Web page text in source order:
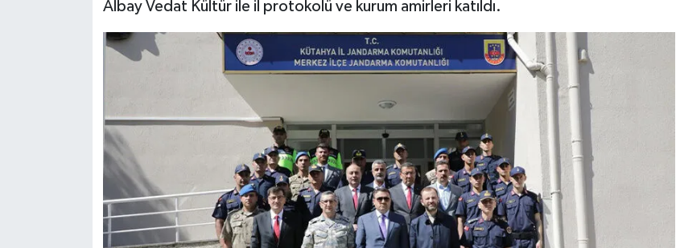
Albay Vedat Kültür ile il protokolü ve kurum amirleri katıldı.